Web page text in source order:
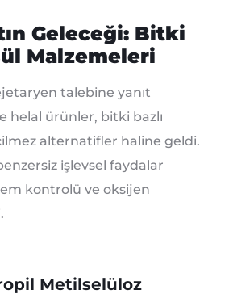
Geleceği: Bitki
Malzemeleri
talebine yanıt
helal ürünler, bitki bazlı
alternatifler haline geldi.
işlevsel faydalar
kontrolü ve oksijen
Metilselüloz